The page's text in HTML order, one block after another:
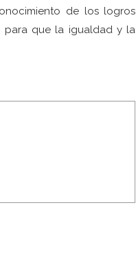
de los logros
para que la igualdad y la